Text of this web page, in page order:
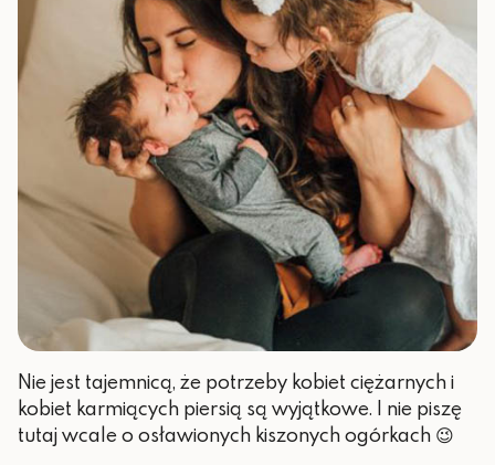
Nie jest tajemnicą, że potrzeby kobiet ciężarnych i
kobiet karmiących piersią są wyjątkowe. I nie piszę
tutaj wcale o osławionych kiszonych ogórkach 😉